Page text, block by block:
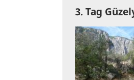
3. Tag